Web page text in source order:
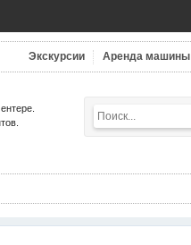
Экскурсии Аренда машины